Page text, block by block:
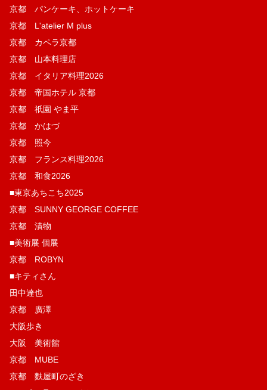
京都 パンケーキ、ホットケーキ
京都 L'atelier M plus
京都 カペラ京都
京都 山本料理店
京都 イタリア料理2026
京都 帝国ホテル 京都
京都 祇園 やま平
京都 かはづ
京都 照今
京都 フランス料理2026
京都 和食2026
■東京あちこち2025
京都 SUNNY GEORGE COFFEE
京都 漬物
■美術展 個展
京都 ROBYN
■キティさん
田中達也
京都 廣澤
大阪歩き
大阪 美術館
京都 MUBE
京都 麩屋町のざき